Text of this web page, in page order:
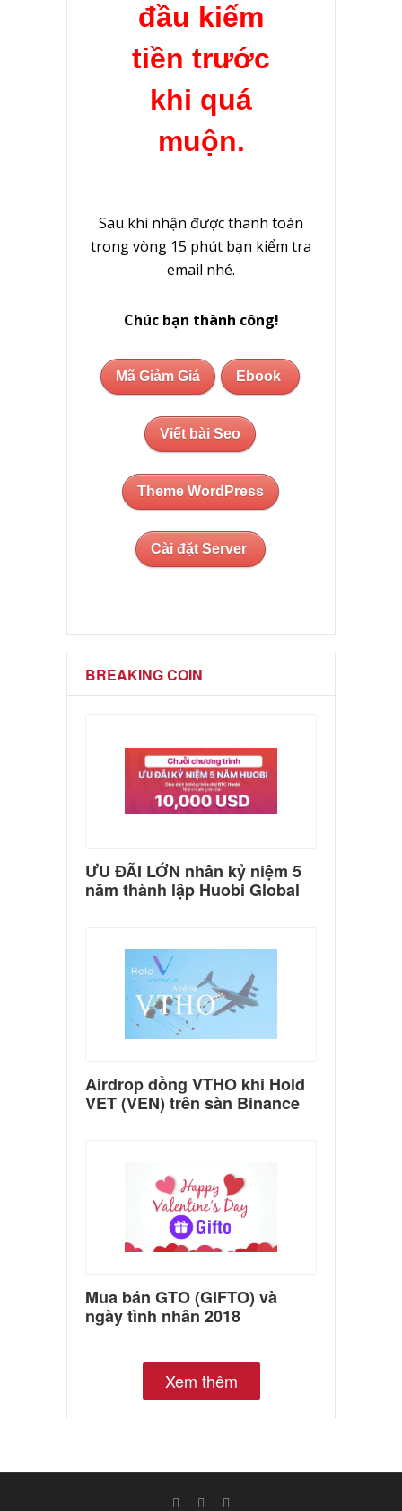
đầu kiếm
tiền trước
khi quá
muộn.
Sau khi nhận được thanh toán
trong vòng 15 phút bạn kiểm tra
email nhé.
Chúc bạn thành công!
Mã Giảm Giá Ebook
Viết bài Seo
Theme WordPress
Cài đặt Server
BREAKING COIN
ƯU ĐÃI LỚN nhân kỷ niệm 5
năm thành lập Huobi Global
Airdrop đồng VTHO khi Hold
VET (VEN) trên sàn Binance
Mua bán GTO (GIFTO) và
ngày tình nhân 2018
Xem thêm